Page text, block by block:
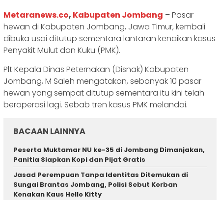
Metaranews.co, Kabupaten Jombang – Pasar
hewan di Kabupaten Jombang, Jawa Timur, kembali
dibuka usai ditutup sementara lantaran kenaikan kasus
Penyakit Mulut dan Kuku (PMK).
Plt Kepala Dinas Peternakan (Disnak) Kabupaten
Jombang, M Saleh mengatakan, sebanyak 10 pasar
hewan yang sempat ditutup sementara itu kini telah
beroperasi lagi. Sebab tren kasus PMK melandai.
BACAAN LAINNYA
Peserta Muktamar NU ke-35 di Jombang Dimanjakan,
Panitia Siapkan Kopi dan Pijat Gratis
Jasad Perempuan Tanpa Identitas Ditemukan di
Sungai Brantas Jombang, Polisi Sebut Korban
Kenakan Kaus Hello Kitty